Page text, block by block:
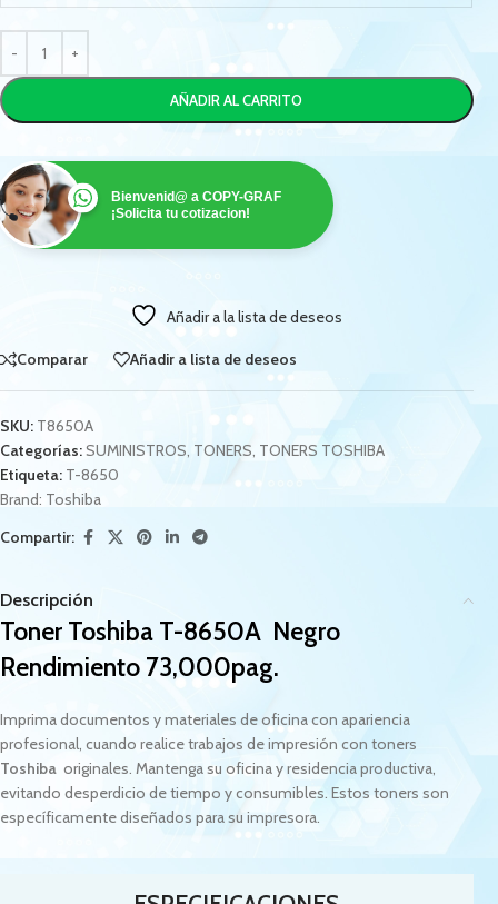
AÑADIR AL CARRITO
Bienvenid@ a COPY-GRAF
¡Solicita tu cotizacion!
Añadir a la lista de deseos
Comparar Añadir a lista de deseos
SKU: T8650A
Categorías:SUMINISTROS TONERS TONERS TOSHIBA
Etiqueta: T-8650
Brand: Toshiba
Compartir:
Descripción
Toner Toshiba T-8650A Negro
Rendimiento 73,000pag.
Imprima documentos y materiales de oficina con apariencia
profesional, cuando realice trabajos de impresión con toners
Toshiba originales. Mantenga su oficina y residencia productiva,
evitando desperdicio de tiempo y consumibles. Estos toners son
específicamente diseñados para su impresora.